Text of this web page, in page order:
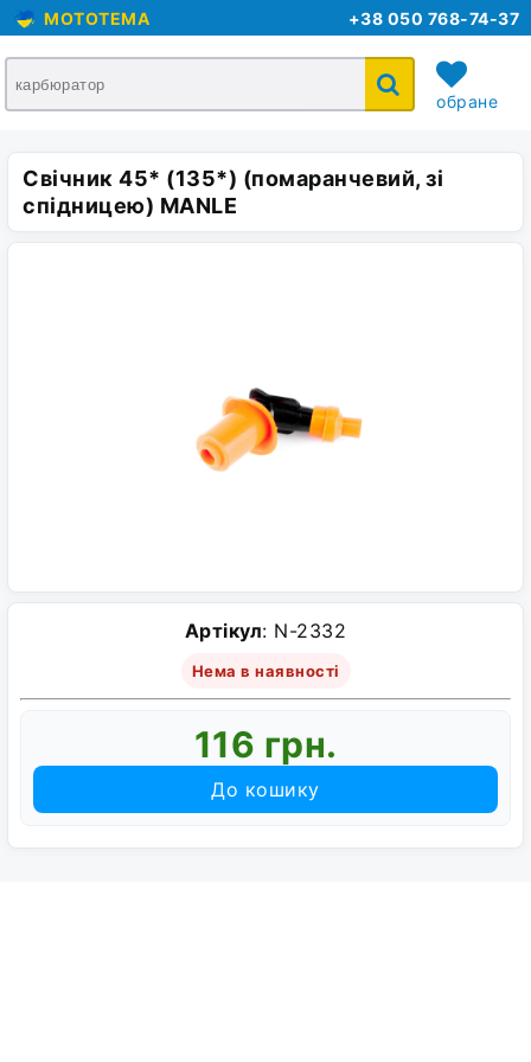
MOTOTEMA +38 050 768-74-37
обране
Свічник 45* (135*) (помаранчевий, зі
спідницею) MANLE
Артікул: N-2332
Нема в наявності
116 грн.
До кошику